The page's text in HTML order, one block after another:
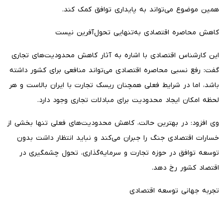
همین موضوع می‌تواند به پایداری توافق کمک کند.
کاهش محاصره اقتصادی به‌تنهایی تحول‌آفرین نیست
این کارشناس اقتصادی با اشاره به آثار کاهش محدودیت‌های تجاری
گفت: رفع نسبی محاصره اقتصادی می‌تواند منافعی برای کشور داشته
باشد، اما در شرایط فعلی همچنان ریسک تجارت با ایران بالاست و هر
لحظه امکان ایجاد محدودیت برای مبادلات تجاری وجود دارد.
وی افزود: در بهترین حالت، کاهش محدودیت‌های فعلی تنها بخشی از
خسارات اقتصادی جنگ را جبران می‌کند و نباید انتظار داشت بدون
توسعه توافق در حوزه تجارت و سرمایه‌گذاری، تحول چشمگیری در
اقتصاد کشور رخ دهد.
تجربه جهانی توسعه اقتصادی